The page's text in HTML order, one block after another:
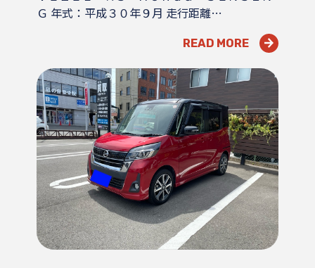
Ｇ 年式：平成３０年９月 走行距離…
READ MORE